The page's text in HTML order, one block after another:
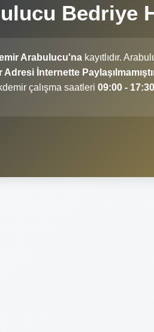
Bedriye
Arabulucu'na kayıtlıdır.
İnternette
çalışma saatleri 09:00 - 17:30